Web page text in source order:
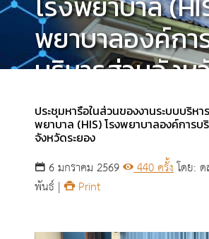
พยาบาลองค์กา
บริหารส่วนจังห
ระยอง
หน้าแรก
ประชุมหารือในส่วนของงานระบบบริหา
พยาบาล (HIS) โรงพยาบาลองค์การบ
จังหวัดระยอง
6 มกราคม 2569 440 ครั้งโดย:
พันธ์ |
Print